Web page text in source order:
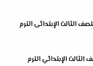
الثالث الإبتدائى الترم
الثالث الإبتدائي الترم